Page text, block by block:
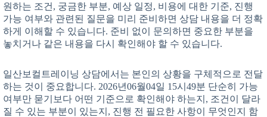
원하는 조건, 궁금한 부분, 예상 일정, 비용에 대한 기준, 진행
가능 여부와 관련된 질문을 미리 준비하면 상담 내용을 더 정확
하게 이해할 수 있습니다. 준비 없이 문의하면 중요한 부분을
놓치거나 같은 내용을 다시 확인해야 할 수 있습니다.
일산보컬트레이닝 상담에서는 본인의 상황을 구체적으로 전달
하는 것이 중요합니다. 2026년06월04일 15시49분 단순히 가능
여부만 묻기보다 어떤 기준으로 확인해야 하는지, 조건이 달라
질 수 있는 부분이 있는지, 진행 전 필요한 사항이 무엇인지 함